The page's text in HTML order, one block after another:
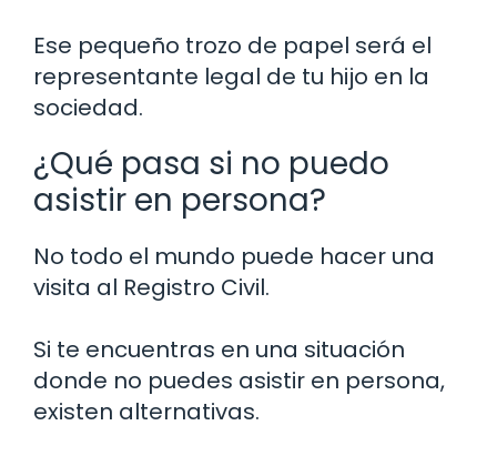
Ese pequeño trozo de papel será el
representante legal de tu hijo en la
sociedad.
¿Qué pasa si no puedo
asistir en persona?
No todo el mundo puede hacer una
visita al Registro Civil.
Si te encuentras en una situación
donde no puedes asistir en persona,
existen alternativas.